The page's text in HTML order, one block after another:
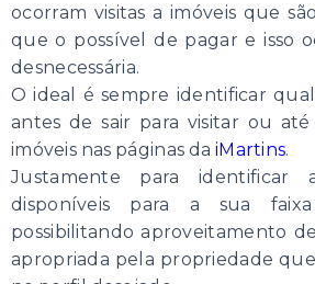
ocorram visitas a imóveis que
que o possível de pagar e isso
desnecessária.
O ideal é sempre identificar
antes de sair para visitar ou até
imóveis nas páginas da iMartins.
Justamente para identificar
disponíveis para a sua
possibilitando aproveitamento
apropriada pela propriedade